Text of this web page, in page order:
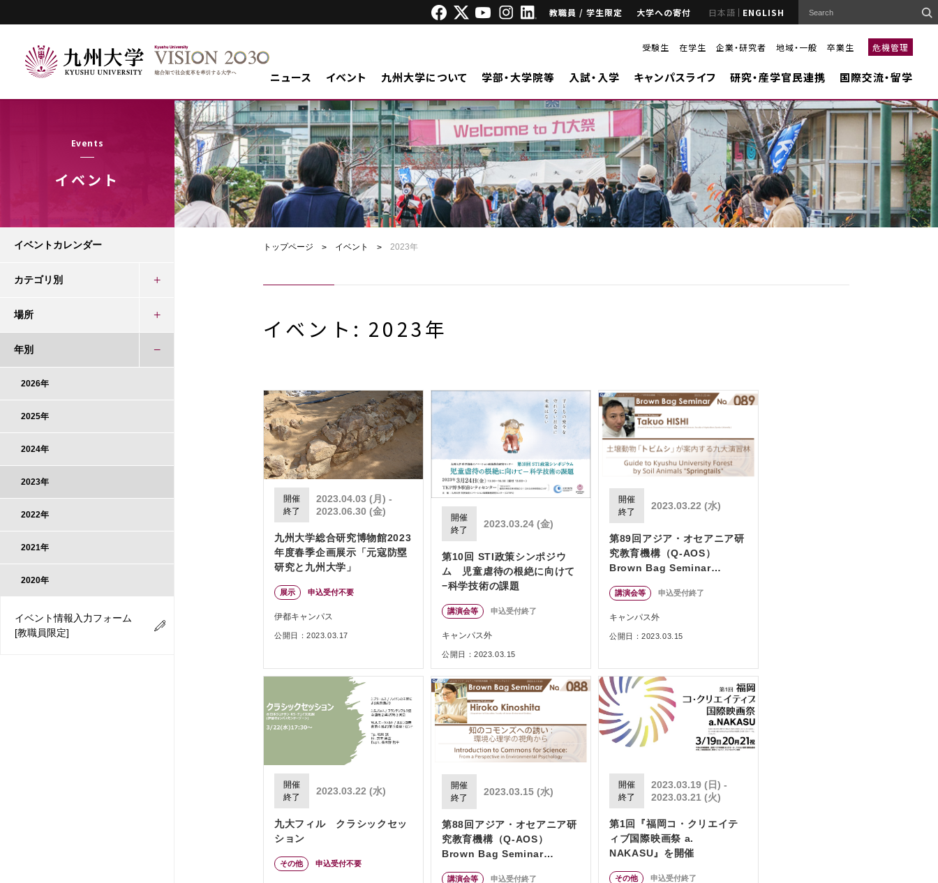
教職員 / 学生限定 大学への寄付 日本語 ENGLISH
受験生 在学生 企業・研究者 地域・一般 卒業生 危機管理
ニュース イベント 九州大学について 学部・大学院等 入試・入学 キャンパスライフ 研究・産学官民連携 国際交流・留学
Events
イベント
トップページ イベント 2023年
イベント: 2023年
開催
終了
2023.04.03 (月) -
2023.06.30 (金)
九州大学総合研究博物館2023
年度春季企画展示「元寇防塁
研究と九州大学」
展示 申込受付不要
伊都キャンパス
公開日：2023.03.17
開催
終了
2023.03.24 (金)
第10回 STI政策シンポジウ
ム 児童虐待の根絶に向けて
−科学技術の課題
講演会等 申込受付終了
キャンパス外
公開日：2023.03.15
開催
終了
2023.03.22 (水)
第89回アジア・オセアニア研
究教育機構（Q-AOS）
Brown Bag Seminar
シ」が案内する九大演習林」
講演会等 申込受付終了
キャンパス外
公開日：2023.03.15
開催
終了
2023.03.22 (水)
九大フィル クラシックセッ
ション
その他 申込受付不要
開催
終了
2023.03.15 (水)
第88回アジア・オセアニア研
究教育機構（Q-AOS）
Brown Bag Seminar
講演会等 申込受付終了
開催
終了
2023.03.19 (日) -
2023.03.21 (火)
第1回『福岡コ・クリエイテ
ィブ国際映画祭 a.
NAKASU』を開催
その他 申込受付終了
イベントカレンダー
カテゴリ別
場所
年別
2026年
2025年
2024年
2023年
2022年
2021年
2020年
イベント情報入力フォーム
[教職員限定]